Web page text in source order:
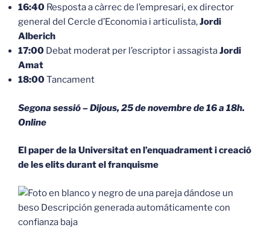
16:40 Resposta a càrrec de l’empresari, ex director
general del Cercle d’Economia i articulista,Jordi
Alberich
17:00 Debat moderat per l’escriptor i assagistaJordi
Amat
18:00Tancament
Segona sessió – Dijous, 25 de novembre de 16 a 18h.
Online
El paper de la Universitat en l’enquadrament i creació
de les elits durant el franquisme